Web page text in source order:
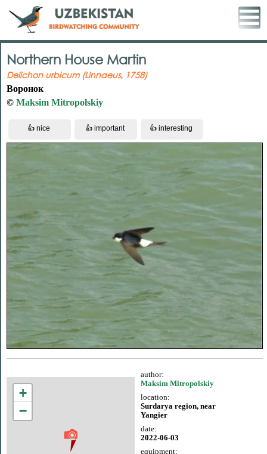
Northern House Martin
Delichon urbicum (Linnaeus, 1758)
Воронок
© Maksim Mitropolskiy
+
−
author:
Maksim Mitropolskiy
location:
Surdarya region, near
Yangier
date:
2022-06-03
equipment: